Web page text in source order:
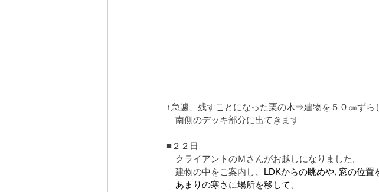
↑急遽、残すことになった栗の木⇒建物を５０㎝ずら
南側のデッキ部分に出てきます
■２２日
クライアントのＭさんがお越しになりました。
建物の中をご案内し、 LDKからの眺めや､窓の位置
あまりの寒さに場所を移して、